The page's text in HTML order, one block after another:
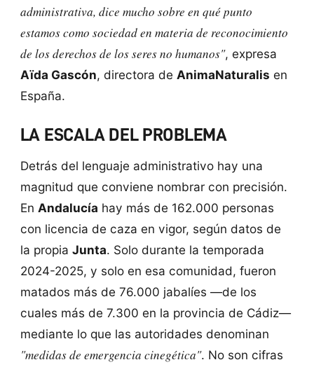
administrativa, dice mucho sobre en qué punto
estamos como sociedad en materia de reconocimiento
de los derechos de los seres no humanos", expresa
Aïda Gascón, directora de AnimaNaturalis en
España.
LA ESCALA DEL PROBLEMA
Detrás del lenguaje administrativo hay una
magnitud que conviene nombrar con precisión.
En Andalucía hay más de 162.000 personas
con licencia de caza en vigor, según datos de
la propia Junta. Solo durante la temporada
2024-2025, y solo en esa comunidad, fueron
matados más de 76.000 jabalíes —de los
cuales más de 7.300 en la provincia de Cádiz—
mediante lo que las autoridades denominan
"medidas de emergencia cinegética". No son cifras